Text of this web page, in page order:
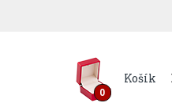
0
Košík